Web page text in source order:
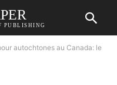
PUBLISHING
autochtones au Canada: le